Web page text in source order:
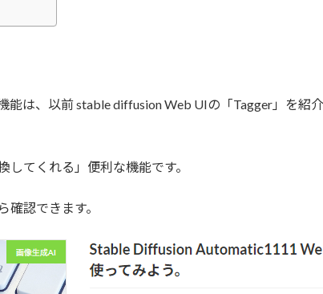
能は、以前 stable diffusion Web UIの「Tagger」を紹
してくれる」便利な機能です。
確認できます。